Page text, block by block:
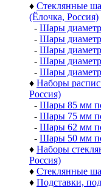
♦ Стеклянные
(Ёлочка, Россия)
- Шары
- Шары
- Шары
- Шары
- Шары
♦ Наборы
Россия)
- Шары 85 мм
- Шары 75 мм
- Шары 62 мм
- Шары 50 мм
♦ Наборы
Россия)
♦ Стеклянные
♦ Подставки,